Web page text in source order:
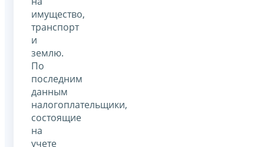
имущество,
транспорт
и
землю.
По
последним
данным
налогоплательщики,
состоящие
на
учете